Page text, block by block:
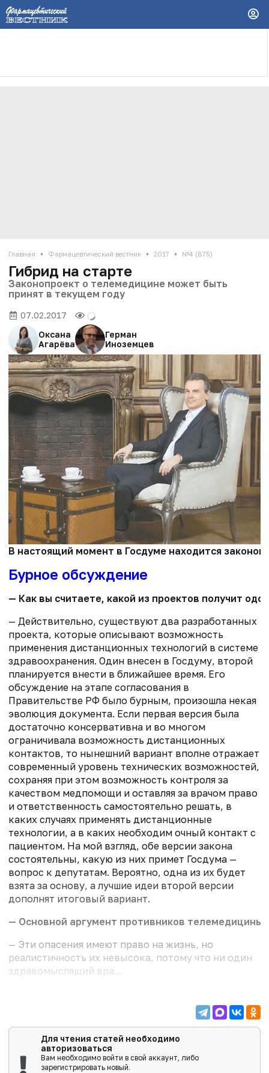
Главная • Фармацевтический вестник • 2017 • №4 (875)
Гибрид на старте
Законопроект о телемедицине может быть
принят в текущем году
07.02.2017
Оксана
Агарёва
Герман
Иноземцев
В настоящий момент в Госдуме находится
Бурное обсуждение
— Как вы считаете, какой из проектов получит
— Действительно, существуют два разработанных
проекта, которые описывают возможность
применения дистанционных технологий в системе
здравоохранения. Один внесен в Госдуму, второй
планируется внести в ближайшее время. Его
обсуждение на этапе согласования в
Правительстве РФ было бурным, произошла некая
эволюция документа. Если первая версия была
достаточно консервативна и во многом
ограничивала возможность дистанционных
контактов, то нынешний вариант вполне отражает
современный уровень технических возможностей,
сохраняя при этом возможность контроля за
качеством медпомощи и оставляя за врачом право
и ответственность самостоятельно решать, в
каких случаях применять дистанционные
технологии, а в каких необходим очный контакт с
пациентом. На мой взгляд, обе версии закона
состоятельны, какую из них примет Госдума —
вопрос к депутатам. Вероятно, одна из их будет
взята за основу, а лучшие идеи второй версии
дополнят итоговый вариант.
— Основной аргумент противников
— Эти опасения имеют право на жизнь, но
реалистичность их невысока, потому что ни один
здравомыслящий вра...
Для чтения статей необходимо
авторизоваться
Вам необходимо войти в свой аккаунт, либо
зарегистрировать новый.